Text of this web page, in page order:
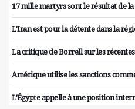
17 mille martyrs sont le résultat de
L'Iran est pour la détente dans la
La critique de Borrell sur les
Amérique utilise les sanctions
L'Égypte appelle à une position